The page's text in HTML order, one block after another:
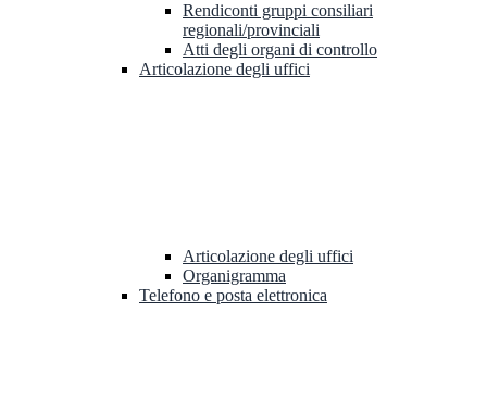
Rendiconti gruppi consiliari
regionali/provinciali
Atti degli organi di controllo
Articolazione degli uffici
Articolazione degli uffici
Organigramma
Telefono e posta elettronica